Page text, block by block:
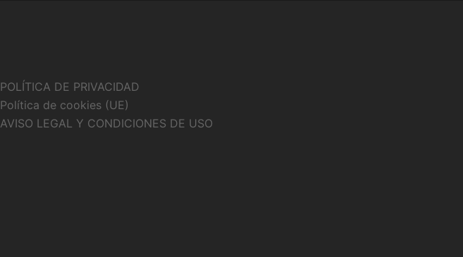
POLÍTICA DE PRIVACIDAD
Política de cookies (UE)
AVISO LEGAL Y CONDICIONES DE USO